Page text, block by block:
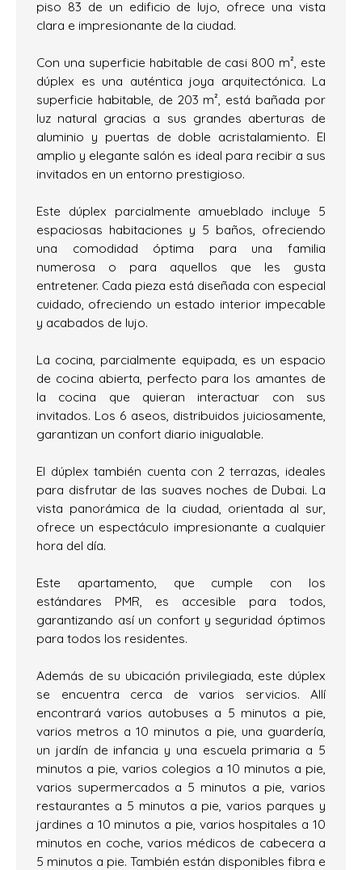
piso 83 de un edificio de lujo, ofrece una vista
clara e impresionante de la ciudad.
Con una superficie habitable de casi 800 m², este
dúplex es una auténtica joya arquitectónica. La
superficie habitable, de 203 m², está bañada por
luz natural gracias a sus grandes aberturas de
aluminio y puertas de doble acristalamiento. El
amplio y elegante salón es ideal para recibir a sus
invitados en un entorno prestigioso.
Este dúplex parcialmente amueblado incluye 5
espaciosas habitaciones y 5 baños, ofreciendo
una comodidad óptima para una familia
numerosa o para aquellos que les gusta
entretener. Cada pieza está diseñada con especial
cuidado, ofreciendo un estado interior impecable
y acabados de lujo.
La cocina, parcialmente equipada, es un espacio
de cocina abierta, perfecto para los amantes de
la cocina que quieran interactuar con sus
invitados. Los 6 aseos, distribuidos juiciosamente,
garantizan un confort diario inigualable.
El dúplex también cuenta con 2 terrazas, ideales
para disfrutar de las suaves noches de Dubai. La
vista panorámica de la ciudad, orientada al sur,
ofrece un espectáculo impresionante a cualquier
hora del día.
Este apartamento, que cumple con los
estándares PMR, es accesible para todos,
garantizando así un confort y seguridad óptimos
para todos los residentes.
Además de su ubicación privilegiada, este dúplex
se encuentra cerca de varios servicios. Allí
encontrará varios autobuses a 5 minutos a pie,
varios metros a 10 minutos a pie, una guardería,
un jardín de infancia y una escuela primaria a 5
minutos a pie, varios colegios a 10 minutos a pie,
varios supermercados a 5 minutos a pie, varios
restaurantes a 5 minutos a pie, varios parques y
jardines a 10 minutos a pie, varios hospitales a 10
minutos en coche, varios médicos de cabecera a
5 minutos a pie. También están disponibles fibra e